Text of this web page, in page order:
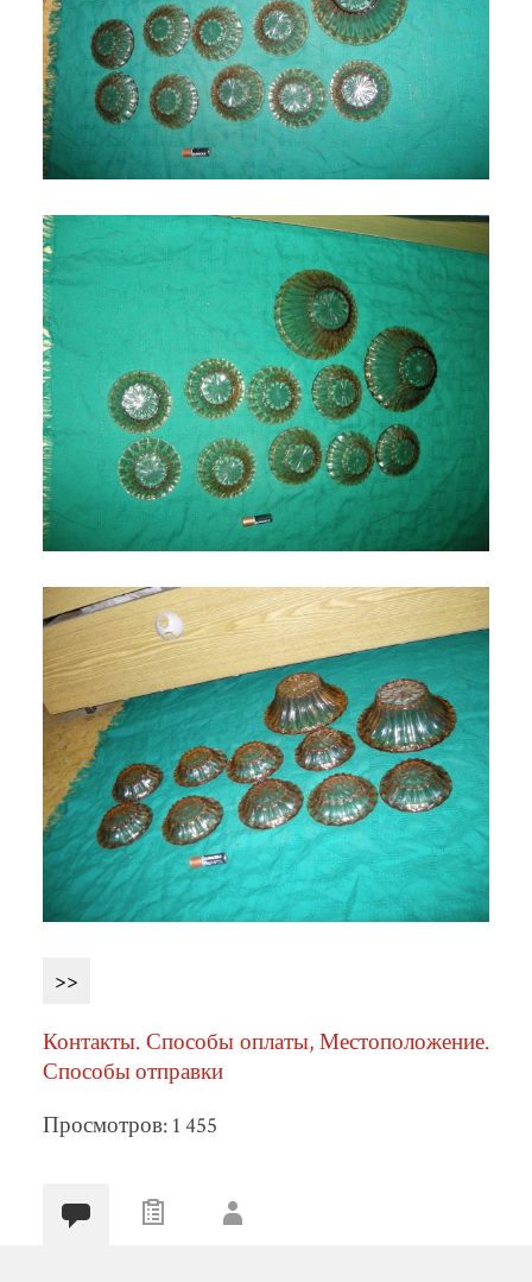
>>
Контакты. Способы оплаты, Местоположение.
Способы отправки
Просмотров: 1 455